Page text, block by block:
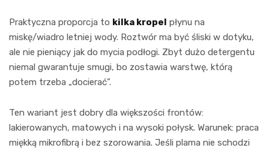
Praktyczna proporcja to kilka kropel płynu na
miskę/wiadro letniej wody. Roztwór ma być śliski w dotyku,
ale nie pieniący jak do mycia podłogi. Zbyt dużo detergentu
niemal gwarantuje smugi, bo zostawia warstwę, którą
potem trzeba „docierać”.
Ten wariant jest dobry dla większości frontów:
lakierowanych, matowych i na wysoki połysk. Warunek: praca
miękką mikrofibrą i bez szorowania. Jeśli plama nie schodzi